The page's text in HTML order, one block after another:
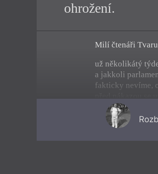
ohrožení.
Milí čtenáři
už několikátý
a jakkoli
fakticky nevíme,
deníky píší, že
horšímu – ani to
kdy mají mnozí z
uvažovat, kam